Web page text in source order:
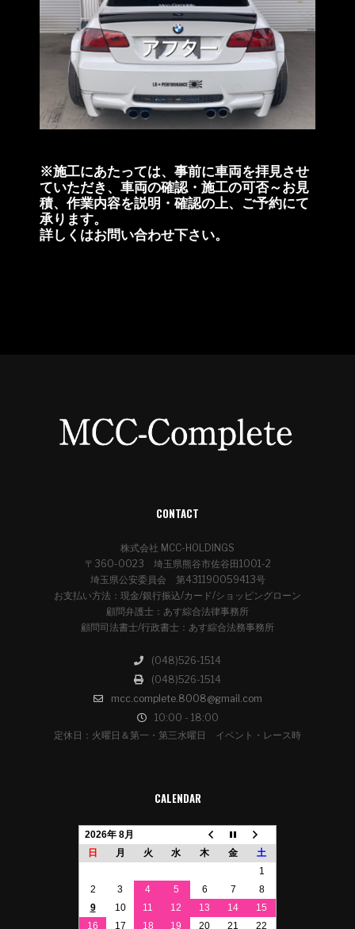
※施工にあたっては、事前に車両を拝見させ
ていただき、車両の確認・施工の可否～お見
積、作業内容を説明・確認の上、ご予約にて
承ります。
詳しくはお問い合わせ下さい。
CONTACT
株式会社 MCC-HOLDINGS
〒360-0023 埼玉県熊谷市佐谷田1001-2
埼玉県公安委員会 第431190059413号
お支払い方法：現金/銀行振込/カード/ショッピングローン
顧問弁護士：あす綜合法律事務所
顧問司法書士/行政書士：あす綜合法務事務所
(048)526-1514
(048)526-1514
mcc.complete.8008@gmail.com
10:00 - 18:00
定休日：火曜日＆第一・第三水曜日 イベント・レース時
CALENDAR
2026年 8月
日
月 火 水 木 金
土
1
2
3 4 5 6 7
8
9
10 11 12 13 14
15
16
17 18 19 20 21 22